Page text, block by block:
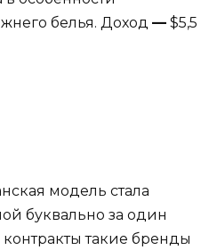
белья. Доход — $5,5
модель стала
буквально за один
такие бренды